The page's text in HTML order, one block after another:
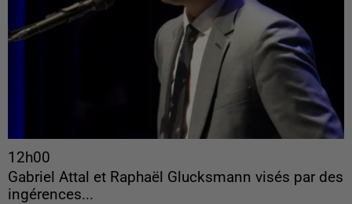
12h00
Gabriel Attal et Raphaël Glucksmann visés par des
ingérences...